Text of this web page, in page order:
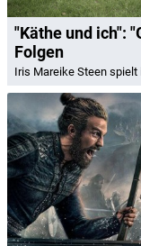
"Käthe und ich":
Folgen
Iris Mareike Steen spielt